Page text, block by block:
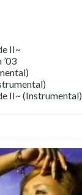
II~
II~ (Instrumental)